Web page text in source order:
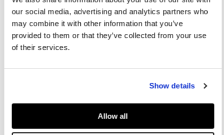
our social media, advertising and analytics partners who
may combine it with other information that you’ve
provided to them or that they’ve collected from your use
of their services.
Show details
Allow all
LO RE
Model trägt: Größe des Models: